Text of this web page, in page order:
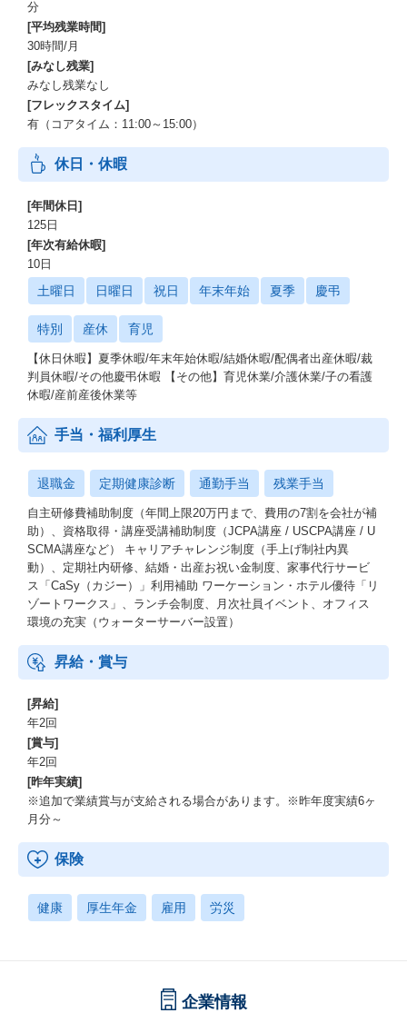
分
[平均残業時間]
30時間/月
[みなし残業]
みなし残業なし
[フレックスタイム]
有（コアタイム：11:00～15:00）
休日・休暇
[年間休日]
125日
[年次有給休暇]
10日
土曜日 日曜日 祝日 年末年始 夏季 慶弔
特別 産休 育児
【休日休暇】夏季休暇/年末年始休暇/結婚休暇/配偶者出産休暇/裁
判員休暇/その他慶弔休暇 【その他】育児休業/介護休業/子の看護
休暇/産前産後休業等
手当・福利厚生
退職金 定期健康診断 通勤手当 残業手当
自主研修費補助制度（年間上限20万円まで、費用の7割を会社が補
助）、資格取得・講座受講補助制度（JCPA講座 / USCPA講座 / U
SCMA講座など） キャリアチャレンジ制度（手上げ制社内異
動）、定期社内研修、結婚・出産お祝い金制度、家事代行サービ
ス「CaSy（カジー）」利用補助 ワーケーション・ホテル優待「リ
ゾートワークス」、ランチ会制度、月次社員イベント、オフィス
環境の充実（ウォーターサーバー設置）
昇給・賞与
[昇給]
年2回
[賞与]
年2回
[昨年実績]
※追加で業績賞与が支給される場合があります。※昨年度実績6ヶ
月分～
保険
健康 厚生年金 雇用 労災
企業情報